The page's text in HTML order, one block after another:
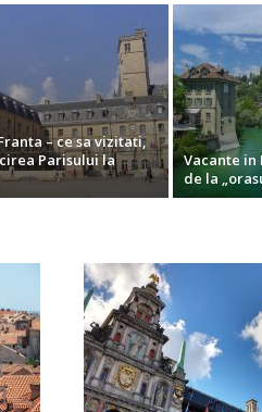
– ce sa vizitati,
Parisului la
Vacante in
de la